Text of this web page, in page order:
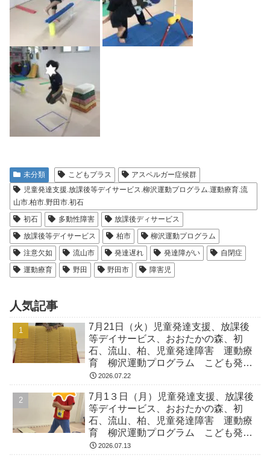
未分類 こどもプラス
アスペルガー症候群
児童発達支援.放課後等デイサービス.柳沢運動プログラム.運動療育.流
山市.柏市.野田市.初石
初石
多動性障害
放課後ディサービス
放課後等デイサービス
柏市
柳沢運動プログラム
注意欠如
流山市 発達遅れ 発達障がい
自閉症
運動療育
野田 野田市 障害児
人気記事
7月21日（火）児童発達支援、放課後
等デイサービス、おおたかの森、初
石、流山、柏、児童発達障害 運動療
育 柳沢運動プログラム こども発達
気になる 発達障害 放デイ 自閉
2026.07.22
7月1３日（月）児童発達支援、放課後
等デイサービス、おおたかの森、初
石、流山、柏、児童発達障害 運動療
育 柳沢運動プログラム こども発達
気になる 発達障害 放デイ 自閉
2026.07.13